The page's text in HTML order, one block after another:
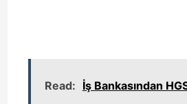
Read: İş Bankasından